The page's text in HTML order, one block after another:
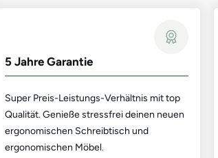
5 Jahre Garantie
Super Preis-Leistungs-Verhältnis mit top
Qualität. Genieße stressfrei deinen neuen
ergonomischen Schreibtisch und
ergonomischen Möbel.